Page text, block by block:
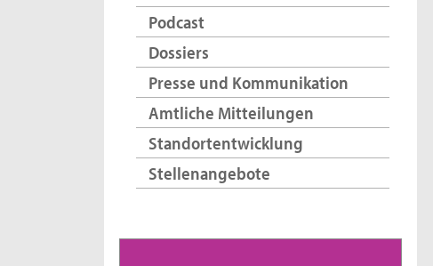
Podcast
Dossiers
Presse und Kommunikation
Amtliche Mitteilungen
Standortentwicklung
Stellenangebote